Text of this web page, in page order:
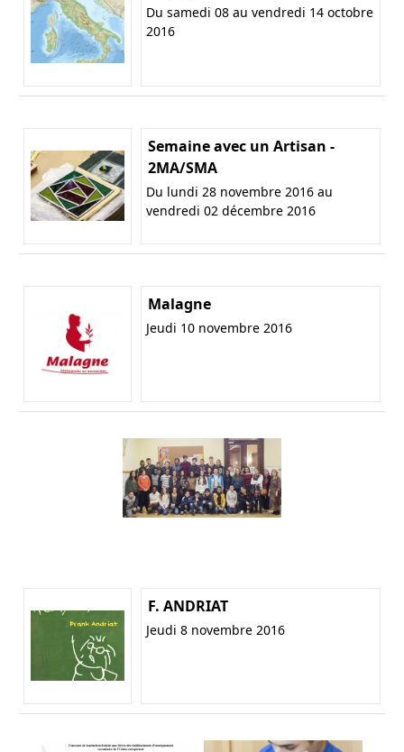
Du samedi 08 au vendredi 14 octobre
2016
Semaine avec un Artisan -
2MA/SMA
Du lundi 28 novembre 2016 au
vendredi 02 décembre 2016
Malagne
Jeudi 10 novembre 2016
F. ANDRIAT
Jeudi 8 novembre 2016